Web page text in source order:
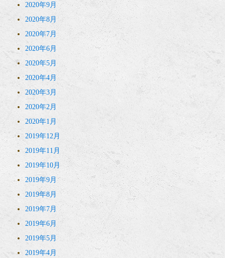
2020年9月
2020年8月
2020年7月
2020年6月
2020年5月
2020年4月
2020年3月
2020年2月
2020年1月
2019年12月
2019年11月
2019年10月
2019年9月
2019年8月
2019年7月
2019年6月
2019年5月
2019年4月